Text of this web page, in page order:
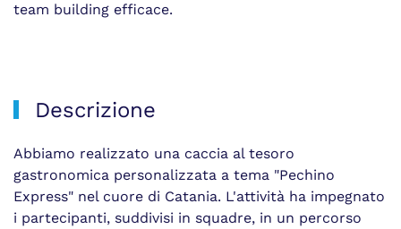
team building efficace.
Descrizione
Abbiamo realizzato una caccia al tesoro
gastronomica personalizzata a tema "Pechino
Express" nel cuore di Catania. L'attività ha impegnato
i partecipanti, suddivisi in squadre, in un percorso